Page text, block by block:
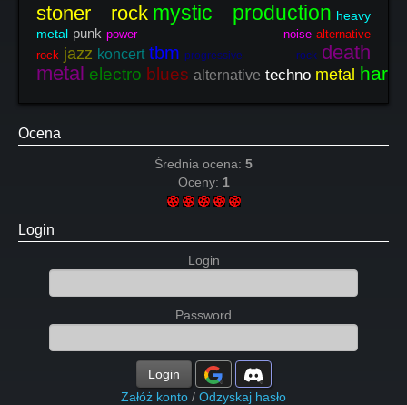
stoner rock mystic production heavy
metal punk power noise alternative
rock jazz koncert tbm progressive rock death
metal electro blues alternative techno metal
Ocena
Średnia ocena: 5
Oceny: 1
Login
Login
Password
Login
Załóż konto / Odzyskaj hasło